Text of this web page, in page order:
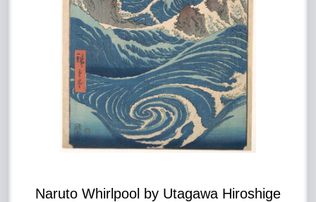
Naruto Whirlpool by Utagawa Hiroshige